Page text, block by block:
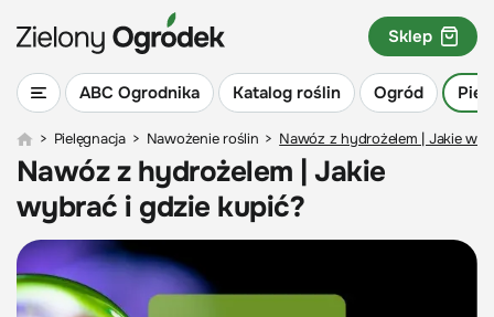
ABC Ogrodnika Katalog roślin Ogród
Sklep
> Pielęgnacja > Nawożenie roślin > Nawóz z hydrożelem | Jakie
Nawóz z hydrożelem | Jakie
wybrać i gdzie kupić?